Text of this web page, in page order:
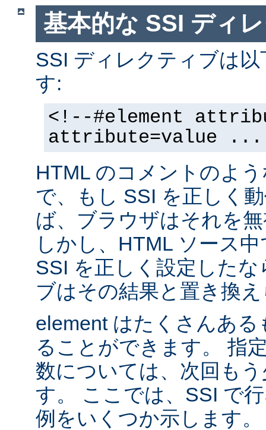
基本的な SSI ディ
SSI ディレクティブは
す:
<!--#element
attribute=value
HTML のコメントのよ
で、もし SSI を正しく
ば、ブラウザはそれを
しかし、HTML ソース
SSI を正しく設定した
ブはその結果と置き換
element はたくさんあ
ることができます。 指
数については、次回も
す。 ここでは、SSI で
例をいくつか示します。